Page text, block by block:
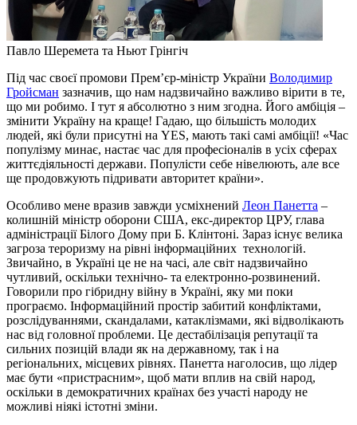
Павло Шеремета та Ньют Грінгіч
Під час своєї промови Прем’єр-міністр України Володимир
Гройсман зазначив, що нам надзвичайно важливо вірити в те,
що ми робимо. І тут я абсолютно з ним згодна. Його амбіція –
змінити Україну на краще! Гадаю, що більшість молодих
людей, які були присутні на YES, мають такі самі амбіції! «Час
популізму минає, настає час для професіоналів в усіх сферах
життєдіяльності держави. Популісти себе нівелюють, але все
ще продовжують підривати авторитет країни».
Особливо мене вразив завжди усміхнений Леон Панетта –
колишній міністр оборони США, екс-директор ЦРУ, глава
адміністрації Білого Дому при Б. Клінтоні. Зараз існує велика
загроза тероризму на рівні інформаційних технологій.
Звичайно, в Україні це не на часі, але світ надзвичайно
чутливий, оскільки технічно- та електронно-розвинений.
Говорили про гібридну війну в Україні, яку ми поки
програємо. Інформаційний простір забитий конфліктами,
розслідуваннями, скандалами, катаклізмами, які відволікають
нас від головної проблеми. Це дестабілізація репутації та
сильних позицій влади як на державному, так і на
регіональних, місцевих рівнях. Панетта наголосив, що лідер
має бути «пристрасним», щоб мати вплив на свій народ,
оскільки в демократичних країнах без участі народу не
можливі ніякі істотні зміни.